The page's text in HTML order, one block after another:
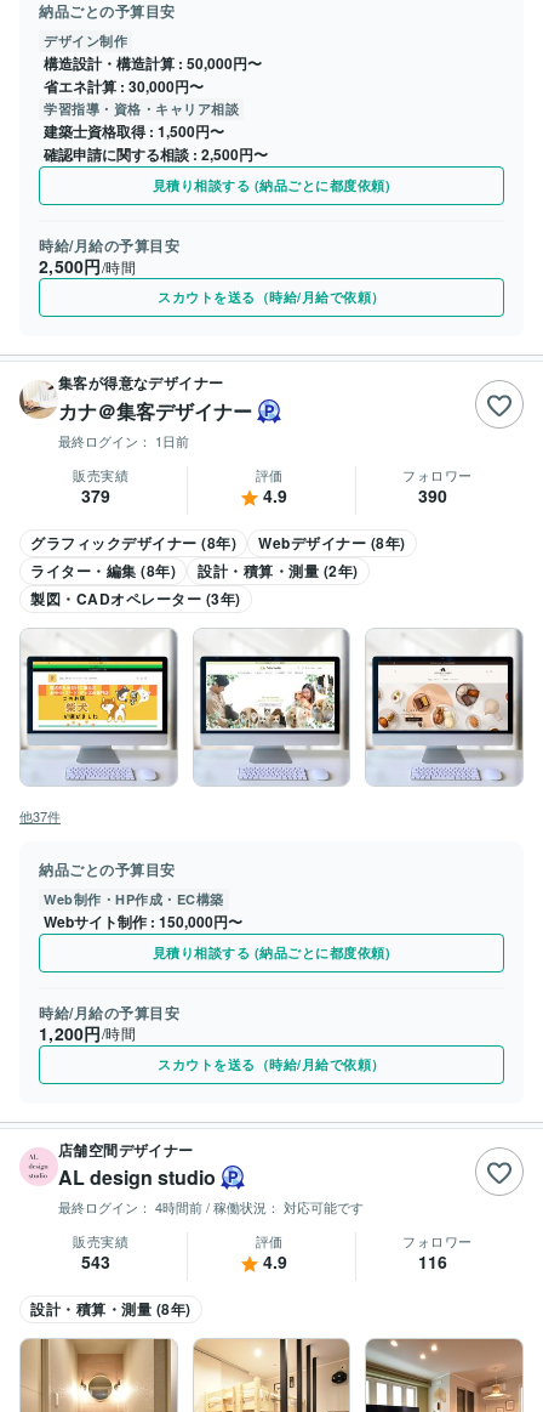
納品ごとの予算目安
デザイン制作
構造設計・構造計算 50,000円〜
省エネ計算 30,000円〜
学習指導・資格・キャリア相談
建築士資格取得 1,500円〜
確認申請に関する相談 2,500円〜
見積り相談する (納品ごとに都度依頼)
時給/月給の予算目安
2,500円/時間
スカウトを送る（時給/月給で依頼）
集客が得意なデザイナー
カナ＠集客デザイナー
最終ログイン： 1日前
販売実績
379
評価
4.9
フォロワー
390
グラフィックデザイナー (8年)
Webデザイナー (8年)
ライター・編集 (8年)
設計・積算・測量 (2年)
製図・CADオペレーター (3年)
他37件
納品ごとの予算目安
Web制作・HP作成・EC構築
Webサイト制作 150,000円〜
見積り相談する (納品ごとに都度依頼)
時給/月給の予算目安
1,200円/時間
スカウトを送る（時給/月給で依頼）
店舗空間デザイナー
AL design studio
最終ログイン： 4時間前/ 稼働状況： 対応可能です
販売実績
543
評価
4.9
フォロワー
116
設計・積算・測量 (8年)